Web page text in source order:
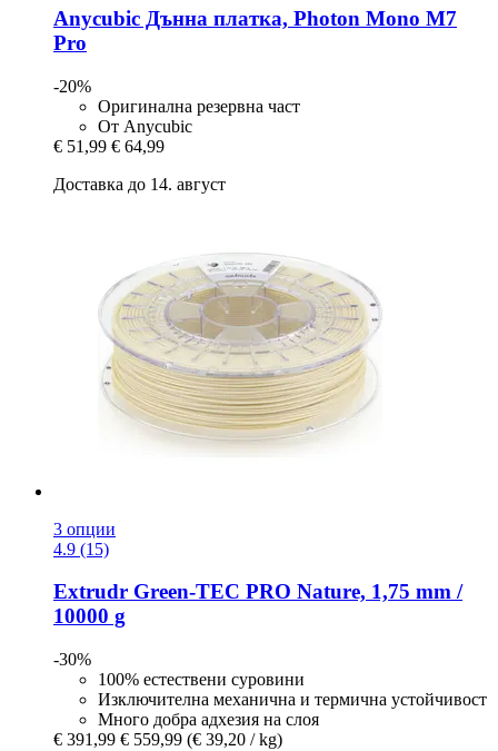
Anycubic Дънна платка, Photon Mono M7
Pro
-20%
Оригинална резервна част
От Anycubic
€ 51,99 € 64,99
Доставка до 14. август
3 опции
4.9 (15)
Extrudr Green-​TEC PRO Naturе, 1,75 mm /
10000 g
-30%
100% естествени суровини
Изключителна механична и термична устойчивост
Много добра адхезия на слоя
€ 391,99 € 559,99 (€ 39,20 / kg)